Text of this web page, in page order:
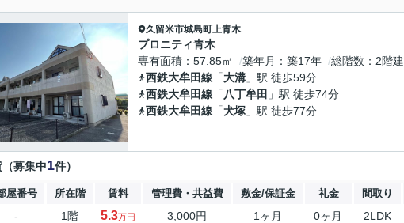
久留米市城島町上青木
プロニティ青木
専有面積
57.85㎡ 築年月 築17年 総階数 2階建
西鉄大牟田線 「大溝 」駅 徒歩59分
西鉄大牟田線 「 八丁牟田 」駅 徒歩74分
西鉄大牟田線 「犬塚 」駅 徒歩77分
募集中1件）
屋番号 所在階 賃料 管理費・共益費 敷金/保証金 礼金 間取り
- 1階 5.3万円 3,000円 1ヶ月 0ヶ月 2LDK